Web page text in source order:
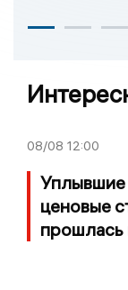
08/08 12:00
Уплывшие
ценовые
прошлась